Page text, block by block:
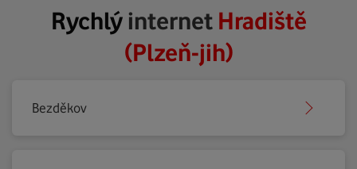
Rychlýinternet Hradiště
(Plzeň-jih)
Bezděkov